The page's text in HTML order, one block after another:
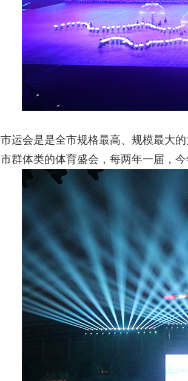
市运会是是全市规格最高、规模最大
市群体类的体育盛会，每两年一届，